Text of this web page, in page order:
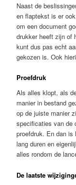
Naast de
en flaptekst is er
om een document
drukker heeft zijn of
kunt dus pas echt
gekozen is. Ook
Proefdruk
Als alles klopt, als
manier in bestand
op de juiste manier
specificaties van de
proefdruk. En dan is
lang duren en
alles rondom de
De laatste